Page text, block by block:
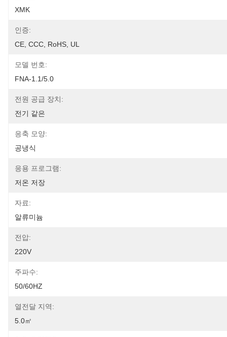
XMK
인증:
CE, CCC, RoHS, UL
모델 번호:
FNA-1.1/5.0
전원 공급 장치:
전기 같은
응축 모양:
공냉식
응용 프로그램:
저온 저장
자료:
알류미늄
전압:
220V
주파수:
50/60HZ
열전달 지역:
5.0㎡